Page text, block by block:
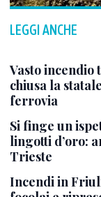
LEGGI ANCHE
Vasto incendio
chiusa la
ferrovia
Si finge un
lingotti d’oro:
Trieste
Incendi in